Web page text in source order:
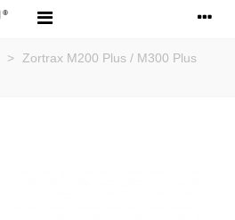
>
Zortrax M200 Plus / M300 Plus